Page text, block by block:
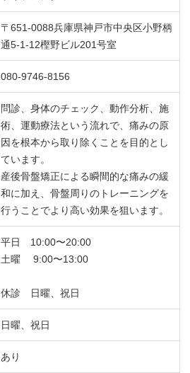
〒651-0088兵庫県神戸市中央区小野柄
通5-1-12樫野ビル201号室
080-9746-8156
問診、身体のチェック、動作分析、施
術、運動療法という流れで、痛みの原
因を根本から取り除くことを目的とし
ています。
産後骨盤矯正による瞬間的な痛みの緩
和に加え、骨盤周りのトレーニングを
行うことでより高い効果を狙います。
平日 10:00〜20:00
土曜 9:00〜13:00
休診 日曜、祝日
日曜、祝日
あり